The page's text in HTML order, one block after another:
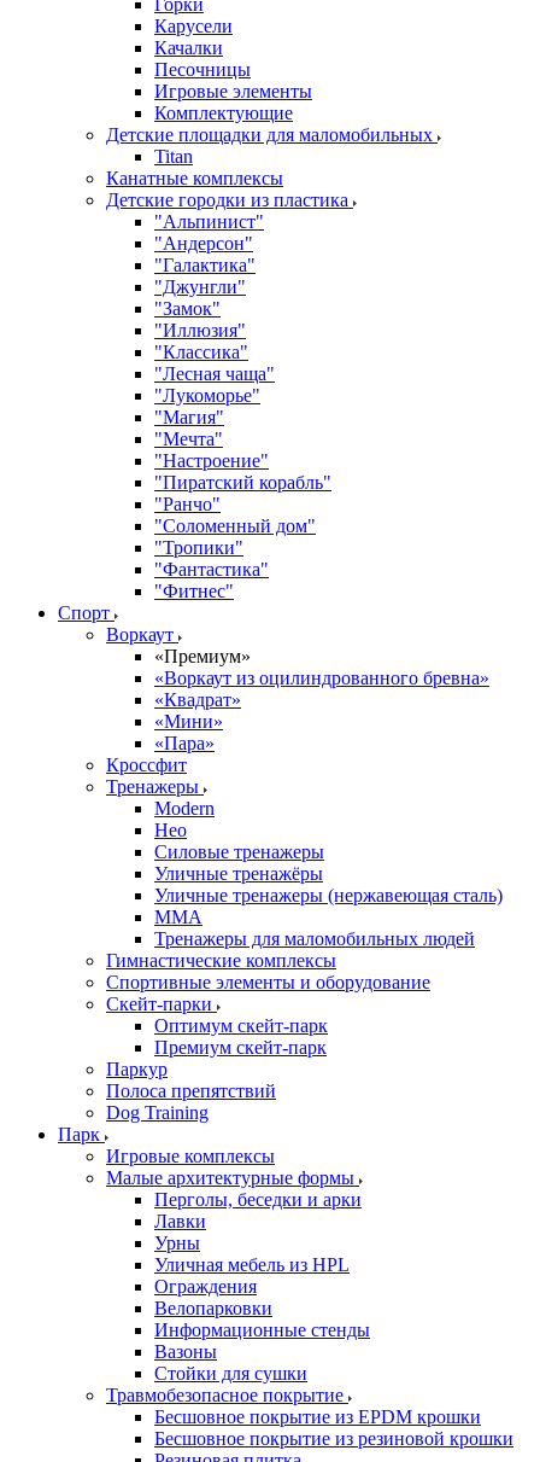
Горки
Карусели
Качалки
Песочницы
Игровые элементы
Комплектующие
Детские площадки для маломобильных
Titan
Канатные комплексы
Детские городки из пластика
"Альпинист"
"Андерсон"
"Галактика"
"Джунгли"
"Замок"
"Иллюзия"
"Классика"
"Лесная чаща"
"Лукоморье"
"Магия"
"Мечта"
"Настроение"
"Пиратский корабль"
"Ранчо"
"Соломенный дом"
"Тропики"
"Фантастика"
"Фитнес"
Спорт
Воркаут
«Премиум»
«Воркаут из оцилиндрованного бревна»
«Квадрат»
«Мини»
«Пара»
Кроссфит
Тренажеры
Modern
Нео
Силовые тренажеры
Уличные тренажёры
Уличные тренажеры (нержавеющая сталь)
ММА
Тренажеры для маломобильных людей
Гимнастические комплексы
Спортивные элементы и оборудование
Скейт-парки
Оптимум скейт-парк
Премиум скейт-парк
Паркур
Полоса препятствий
Dog Training
Парк
Игровые комплексы
Малые архитектурные формы
Перголы, беседки и арки
Лавки
Урны
Уличная мебель из HPL
Ограждения
Велопарковки
Информационные стенды
Вазоны
Стойки для сушки
Травмобезопасное покрытие
Бесшовное покрытие из EPDM крошки
Бесшовное покрытие из резиновой крошки